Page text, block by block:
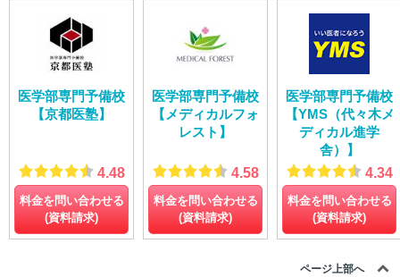
医学部専門予備校
【京都医塾】
4.48
料金を問い合わせる
(資料請求)
医学部専門予備校
【メディカルフォ
レスト】
4.58
料金を問い合わせる
(資料請求)
医学部専門予備校
【YMS（代々木メ
ディカル進学
舎）】
4.34
料金を問い合わせる
(資料請求)
ページ上部へ